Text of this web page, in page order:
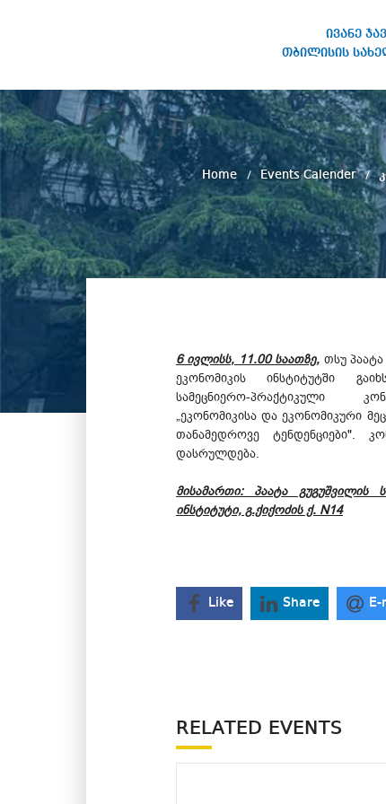
ივანე
თბილისის
STATE UNIVERSITY
Home Events Calender
6 ივლისს, 11.00 საათზე, თსუ
ეკონომიკის ინსტიტუტში
სამეცნიერო-პრაქტიკული
„ეკონომიკისა და ეკონომიკური
თანამედროვე ტენდენციები".
დასრულდება.
მისამართი: პაატა გუგუშვილის
ინსტიტუტი, გ.ქიქოძის ქ. N14
Like Share E-
RELATED EVENTS